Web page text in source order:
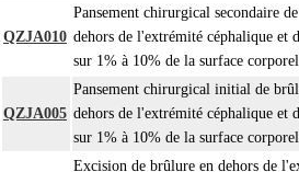
QZJA010
Pansement chirurgical secondaire
dehors de l'extrémité céphalique et
sur 1% à 10% de la surface
QZJA005
Pansement chirurgical initial de
dehors de l'extrémité céphalique et
sur 1% à 10% de la surface
Excision de brûlure en dehors de